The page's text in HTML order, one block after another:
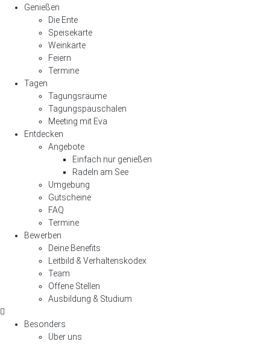
Genießen
Die Ente
Speisekarte
Weinkarte
Feiern
Termine
Tagen
Tagungsräume
Tagungspauschalen
Meeting mit Eva
Entdecken
Angebote
Einfach nur genießen
Radeln am See
Umgebung
Gutscheine
FAQ
Termine
Bewerben
Deine Benefits
Leitbild & Verhaltenskodex
Team
Offene Stellen
Ausbildung & Studium
Besonders
Über uns